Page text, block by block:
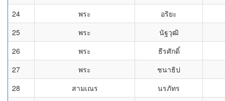
24
พระ อริยะ
25
พระ นัฐวุฒิ
26
พระ ธีรศักดิ์
27
พระ ชนาธิป
28
สามเณร นรภัทร